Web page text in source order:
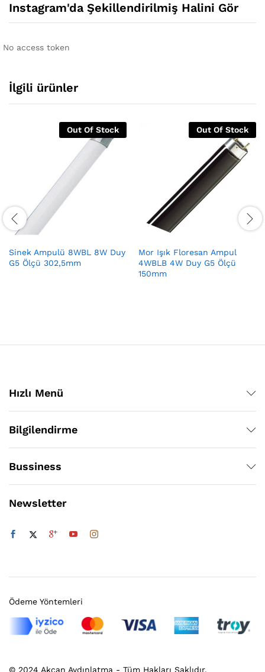
Instagram'da Şekillendirilmiş Halini Gör
No access token
İlgili ürünler
Out Of Stock
Sinek Ampulü 8WBL 8W Duy
G5 Ölçü 302,5mm
Out Of Stock
Mor Işık Floresan Ampul
4WBLB 4W Duy G5 Ölçü
150mm
Hızlı Menü
Bilgilendirme
Bussiness
Newsletter
© 2024 Akcan Aydınlatma - Tüm Hakları Saklıdır.
Ödeme Yöntemleri